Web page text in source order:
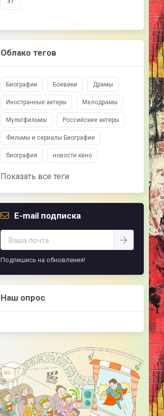
Облако тегов
Биографии Боевики Драмы
Иностранные актеры Мелодрамы
Мультфильмы Российские актеры
Фильмы и сериалы Биографии
биография новости кино
Показать все теги
E-mail подписка
Подпишись на обновления!
Наш опрос